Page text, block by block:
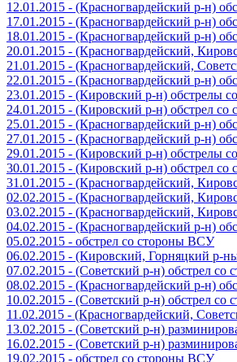
12.01.2015 - (Красногвардейский р-н)
17.01.2015 - (Красногвардейский р-н)
18.01.2015 - (Красногвардейский р-н)
20.01.2015 - (Красногвардейский,
21.01.2015 - (Красногвардейский,
22.01.2015 - (Красногвардейский р-н)
23.01.2015 - (Кировский р-н) обстрелы
24.01.2015 - (Кировский р-н) обстрел
25.01.2015 - (Красногвардейский р-н)
27.01.2015 - (Красногвардейский р-н)
29.01.2015 - (Кировский р-н) обстрелы
30.01.2015 - (Кировский р-н) обстрел
31.01.2015 - (Красногвардейский,
02.02.2015 - (Красногвардейский,
03.02.2015 - (Красногвардейский,
04.02.2015 - (Красногвардейский р-н)
05.02.2015 - обстрел со стороны ВСУ
06.02.2015 - (Кировский, Горняцкий р-
07.02.2015 - (Советский р-н) обстрел
08.02.2015 - (Красногвардейский р-н)
10.02.2015 - (Советский р-н) обстрел
11.02.2015 - (Красногвардейский,
13.02.2015 - (Советский р-н)
16.02.2015 - (Советский р-н)
19.02.2015 - обстрел со стороны ВСУ